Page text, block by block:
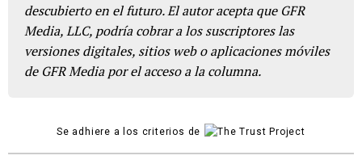
descubierto en el futuro. El autor acepta que GFR
Media, LLC, podría cobrar a los suscriptores las
versiones digitales, sitios web o aplicaciones móviles
de GFR Media por el acceso a la columna.
Se adhiere a los criterios de